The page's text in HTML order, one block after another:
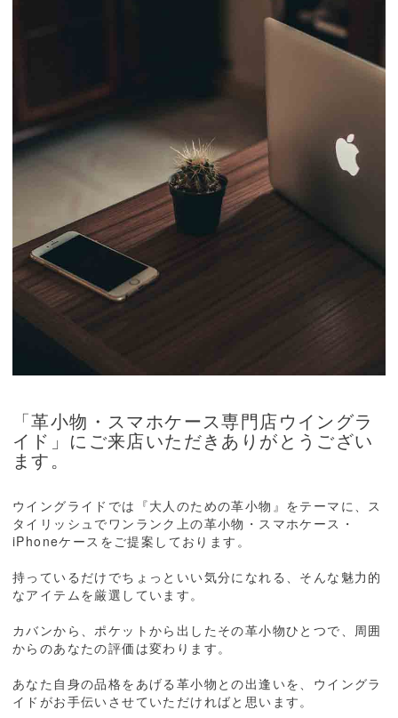
「革小物・スマホケース専門店ウイングラ
イド」にご来店いただきありがとうござい
ます。
ウイングライドでは『大人のための革小物』をテーマに、ス
タイリッシュでワンランク上の革小物・スマホケース・
iPhoneケースをご提案しております。
持っているだけでちょっといい気分になれる、そんな魅力的
なアイテムを厳選しています。
カバンから、ポケットから出したその革小物ひとつで、周囲
からのあなたの評価は変わります。
あなた自身の品格をあげる革小物との出逢いを、ウイングラ
イドがお手伝いさせていただければと思います。